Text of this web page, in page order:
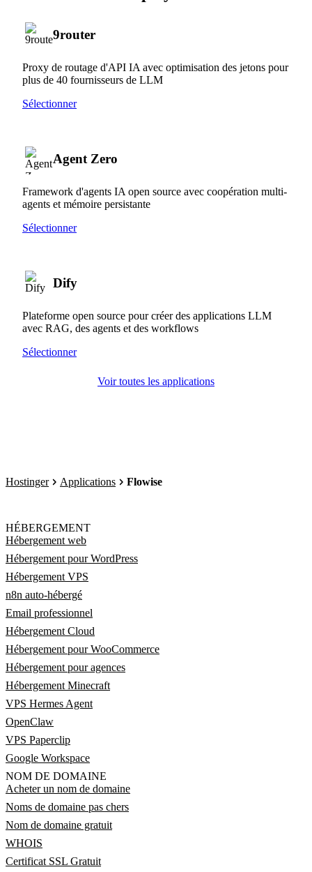
9router
Proxy de routage d'API IA avec optimisation des jetons pour
plus de 40 fournisseurs de LLM
Sélectionner
Agent Zero
Framework d'agents IA open source avec coopération multi-
agents et mémoire persistante
Sélectionner
Dify
Plateforme open source pour créer des applications LLM
avec RAG, des agents et des workflows
Sélectionner
Voir toutes les applications
Hostinger Applications Flowise
HÉBERGEMENT
Hébergement web
Hébergement pour WordPress
Hébergement VPS
n8n auto-hébergé
Email professionnel
Hébergement Cloud
Hébergement pour WooCommerce
Hébergement pour agences
Hébergement Minecraft
VPS Hermes Agent
OpenClaw
VPS Paperclip
Google Workspace
NOM DE DOMAINE
Acheter un nom de domaine
Noms de domaine pas chers
Nom de domaine gratuit
WHOIS
Certificat SSL Gratuit